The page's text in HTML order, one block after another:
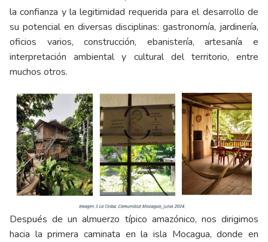
la confianza y la legitimidad requerida para el desarrollo de
su potencial en diversas disciplinas: gastronomía, jardinería,
oficios varios, construcción, ebanistería, artesanía e
interpretación ambiental y cultural del territorio, entre
muchos otros.
Después de un almuerzo típico amazónico, nos dirigimos
hacia la primera caminata en la isla Mocagua, donde en